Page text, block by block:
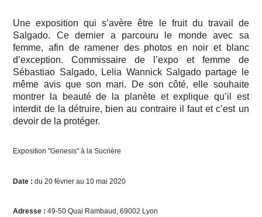
Une exposition qui s’avère être le fruit du travail de
Salgado. Ce dernier a parcouru le monde avec sa
femme, afin de ramener des photos en noir et blanc
d’exception. Commissaire de l’expo et femme de
Sébastiao Salgado, Lelia Wannick Salgado partage le
même avis que son mari. De son côté, elle souhaite
montrer la beauté de la planète et explique qu’il est
interdit de la détruire, bien au contraire il faut et c’est un
devoir de la protéger.
Exposition"Genesis" à la Sucrière
Date : du 20 février au 10 mai 2020
Adresse : 49-50 Quai Rambaud, 69002 Lyon